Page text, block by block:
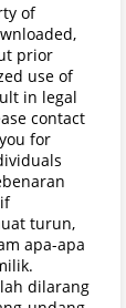
of
prior
use of
in legal
contact
for
turun,
apa-apa
dilarang